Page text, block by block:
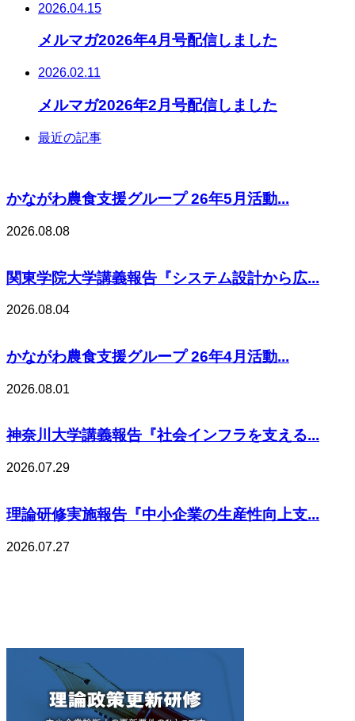
2026.04.15
メルマガ2026年4月号配信しました
2026.02.11
メルマガ2026年2月号配信しました
最近の記事
かながわ農食支援グループ 26年5月活動...
2026.08.08
関東学院大学講義報告『システム設計から広...
2026.08.04
かながわ農食支援グループ 26年4月活動...
2026.08.01
神奈川大学講義報告『社会インフラを支える...
2026.07.29
理論研修実施報告『中小企業の生産性向上支...
2026.07.27